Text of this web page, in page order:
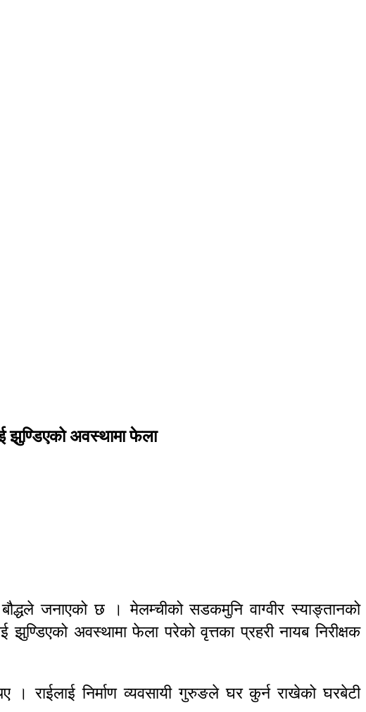
झुण्डिएको अवस्थामा फेला
जनाएको छ । मेलम्चीको सडकमुनि वाग्वीर स्याङ्तानको
अवस्थामा फेला परेको वृत्तका प्रहरी नायब निरीक्षक
। राईलाई निर्माण व्यवसायी गुरुङले घर कुर्न राखेको घरबेटी